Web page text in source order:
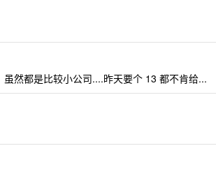
然都是比较小公司....昨天要个 13 都不肯给...